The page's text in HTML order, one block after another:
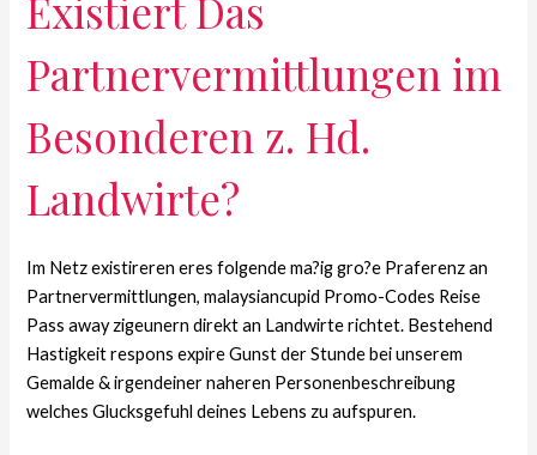
Existiert Das
Partnervermittlungen im
Besonderen z. Hd.
Landwirte?
Im Netz existireren eres folgende ma?ig gro?e Praferenz an
Partnervermittlungen, malaysiancupid Promo-Codes Reise
Pass away zigeunern direkt an Landwirte richtet. Bestehend
Hastigkeit respons expire Gunst der Stunde bei unserem
Gemalde & irgendeiner naheren Personenbeschreibung
welches Glucksgefuhl deines Lebens zu aufspuren.